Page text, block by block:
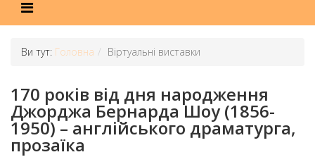
Ви тут: Головна Віртуальні виставки
170 років від дня народження
Джорджа Бернарда Шоу (1856-
1950) – англійського драматурга,
прозаїка